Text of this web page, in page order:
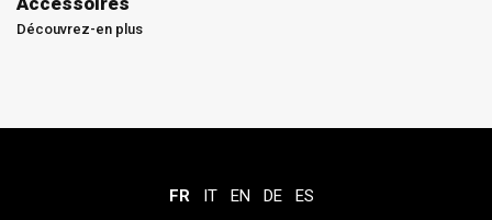
Découvrez-en plus
FR IT EN DE ES